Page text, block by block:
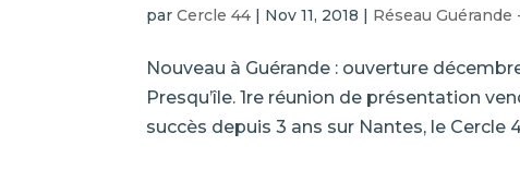
parCercle 44 | Nov 11, 2018 | Réseau
Nouveau à Guérande : ouverture
Presqu’île. 1re réunion de présentation
succès depuis 3 ans sur Nantes, le Cercle